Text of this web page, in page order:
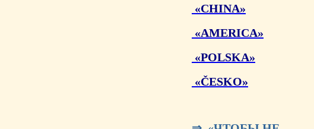
«CHINA»
«AMERICA»
«POLSKA»
«ČESKO»